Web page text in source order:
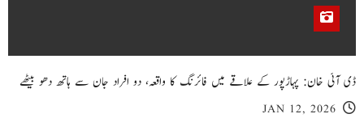
ڈی آئی خان: پہاڑپور کے علاقے میں فائرنگ کا واقعہ، دو افراد جان سے ہاتھ دھو بیٹھے
JAN 12, 2026